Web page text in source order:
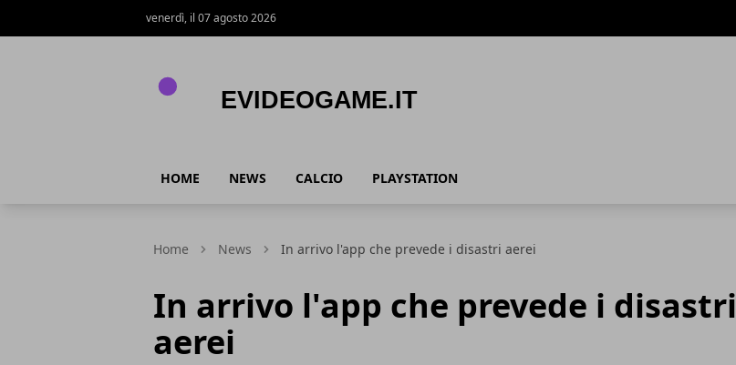
venerdì, il 07 agosto 2026
HOME NEWS CALCIO PLAYSTATION
Home News In arrivo l'app che prevede i disastri aerei
In arrivo l'app che prevede i disastri
aerei